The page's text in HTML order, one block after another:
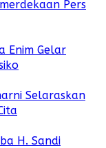
Pers
Enim Gelar
Selaraskan
H. Sandi